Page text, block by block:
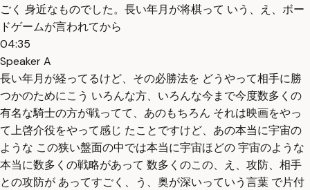
ごく 身近なものでした。長い年月が将棋って いう、え、ボー
ドゲームが言われてから
04:35
Speaker A
長い年月が経ってるけど、その必勝法を どうやって相手に勝
つかのためにこう いろんな方、いろんな今まで今度数多くの
有名な騎士の方が戦ってて、あのもちろん それは映画をやっ
て上啓介役をやって感じ たことですけど、あの本当に宇宙の
ような この狭い盤面の中では本当に宇宙ほどの 宇宙のような
本当に数多くの戦略があって 数多くのこの、え、攻防、相手
との攻防が あってすごく、う、奥が深いっていう言葉 で片付